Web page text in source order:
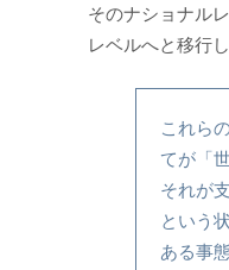
そのナショナル
レベルへと移行
これら
てが「
それが
という
ある事